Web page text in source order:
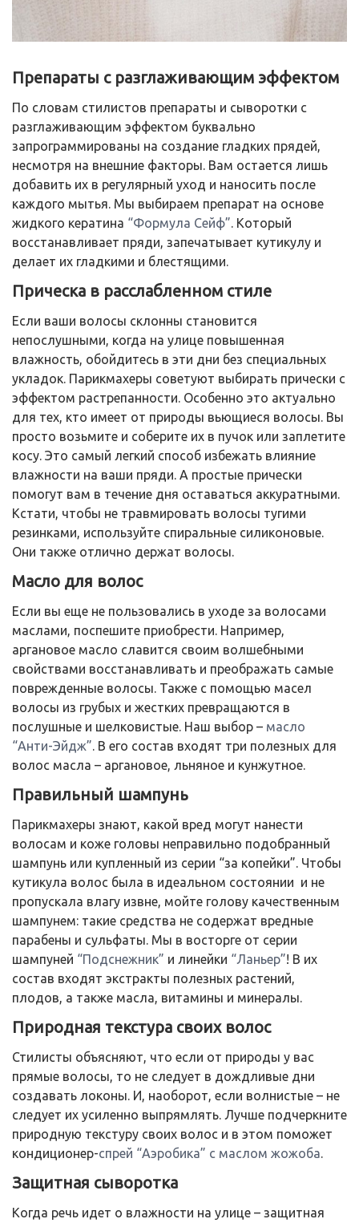
Препараты с разглаживающим эффектом
По словам стилистов препараты и сыворотки с
разглаживающим эффектом буквально
запрограммированы на создание гладких прядей,
несмотря на внешние факторы. Вам остается лишь
добавить их в регулярный уход и наносить после
каждого мытья. Мы выбираем препарат на основе
жидкого кератина “Формула Сейф”. Который
восстанавливает пряди, запечатывает кутикулу и
делает их гладкими и блестящими.
Прическа в расслабленном стиле
Если ваши волосы склонны становится
непослушными, когда на улице повышенная
влажность, обойдитесь в эти дни без специальных
укладок. Парикмахеры советуют выбирать прически с
эффектом растрепанности. Особенно это актуально
для тех, кто имеет от природы вьющиеся волосы. Вы
просто возьмите и соберите их в пучок или заплетите
косу. Это самый легкий способ избежать влияние
влажности на ваши пряди. А простые прически
помогут вам в течение дня оставаться аккуратными.
Кстати, чтобы не травмировать волосы тугими
резинками, используйте спиральные силиконовые.
Они также отлично держат волосы.
Масло для волос
Если вы еще не пользовались в уходе за волосами
маслами, поспешите приобрести. Например,
аргановое масло славится своим волшебными
свойствами восстанавливать и преображать самые
поврежденные волосы. Также с помощью масел
волосы из грубых и жестких превращаются в
послушные и шелковистые. Наш выбор – масло
“Анти-Эйдж”. В его состав входят три полезных для
волос масла – аргановое, льняное и кунжутное.
Правильный шампунь
Парикмахеры знают, какой вред могут нанести
волосам и коже головы неправильно подобранный
шампунь или купленный из серии “за копейки”. Чтобы
кутикула волос была в идеальном состоянии и не
пропускала влагу извне, мойте голову качественным
шампунем: такие средства не содержат вредные
парабены и сульфаты. Мы в восторге от серии
шампуней “Подснежник” и линейки “Ланьер”! В их
состав входят экстракты полезных растений,
плодов, а также масла, витамины и минералы.
Природная текстура своих волос
Стилисты объясняют, что если от природы у вас
прямые волосы, то не следует в дождливые дни
создавать локоны. И, наоборот, если волнистые – не
следует их усиленно выпрямлять. Лучше подчеркните
природную текстуру своих волос и в этом поможет
кондиционер-спрей “Аэробика” с маслом жожоба.
Защитная сыворотка
Когда речь идет о влажности на улице – защитная